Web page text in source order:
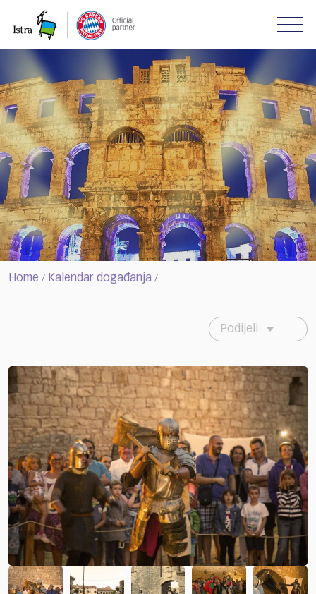
note:
website
includes
an
accessibility
system.
Home / Kalendar događanja /
Podijeli